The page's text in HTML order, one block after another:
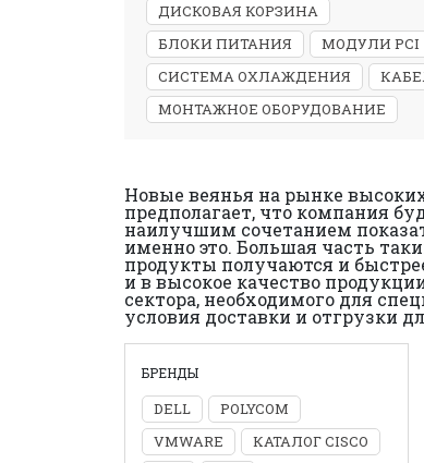
ДИСКОВАЯ КОРЗИНА
БЛОКИ ПИТАНИЯ
МОДУЛИ PCI
СИСТЕМА ОХЛАЖДЕНИЯ
МОНТАЖНОЕ ОБОРУДОВАНИЕ
Новые веянья на рынке
предполагает, что компания
наилучшим сочетанием
именно это. Большая часть
продукты получаются и
и в высокое качество
сектора, необходимого для
условия доставки и отгрузки
БРЕНДЫ
DELL
POLYCOM
VMWARE
КАТАЛОГ CISCO